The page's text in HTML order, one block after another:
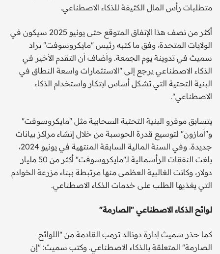
متطلبات رأس المال الكثيفة للذكاء الاصطناعي.
أكثر من نصف هذا الإنفاق المتوقع حتى يونيو 2025 سيكون في
الولايات المتحدة، وفق ما كتبه رئيس "مايكروسوفت" براد
سميث في تدوينة يوم الجمعة. وأضاف أن التقدم الأخير في
الذكاء الاصطناعي يرجع إلى "الاستثمارات واسعة النطاق في
البنية التحتية التي تشكل أساس ابتكار واستخدام الذكاء
الاصطناعي".
يتسابق موفرو البنية التحتية السحابية مثل "مايكروسوفت"
و"أمازون" لتوسيع قدرة الحوسبة من خلال إنشاء مراكز بيانات
جديدة. وفي السنة المالية السابقة المنتهية في يونيو 2024،
بلغت النفقات الرأسمالية لـ"مايكروسوفت" أكثر من 50 مليار
دولار، وكانت الغالبية العظمى منها مرتبطة ببناء مزرعة الخوادم
التي يغذيها الطلب على خدمات الذكاء الاصطناعي.
لوائح الذكاء الاصطناعي "الصارمة"
كما حذر سميث إدارة دونالد ترمب القادمة من "اللوائح
الصارمة" المتعلقة بالذكاء الاصطناعي. وكتب سميث: "إن